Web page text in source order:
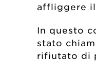
affliggere il
In questo
stato
rifiutato di